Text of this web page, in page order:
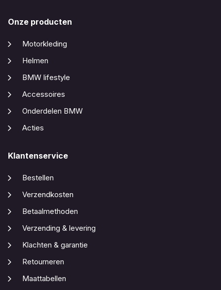
Onze producten
Motorkleding
Helmen
BMW lifestyle
Accessoires
Onderdelen BMW
Acties
Klantenservice
Bestellen
Verzendkosten
Betaalmethoden
Verzending & levering
Klachten & garantie
Retourneren
Maattabellen